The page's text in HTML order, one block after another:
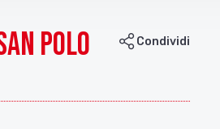
Polo Condividi